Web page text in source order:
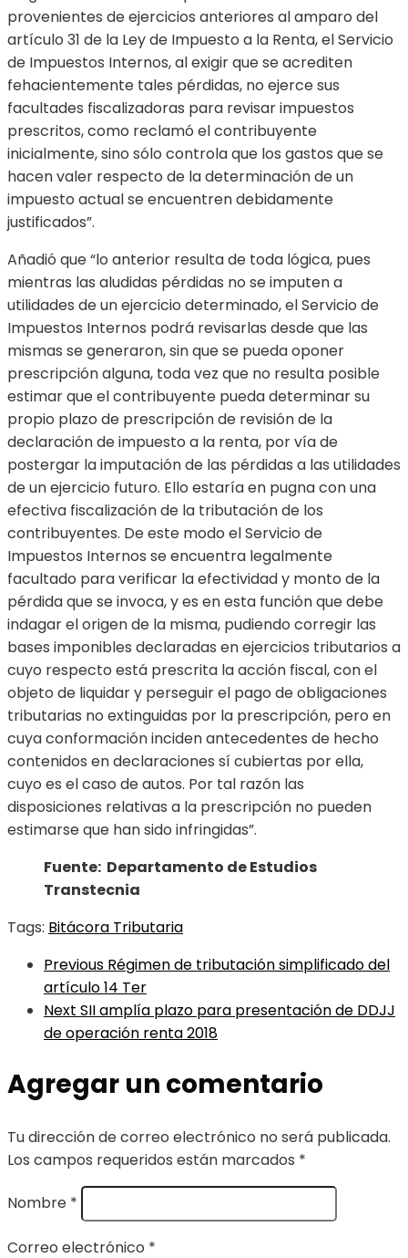
provenientes de ejercicios anteriores al amparo del
artículo 31 de la Ley de Impuesto a la Renta, el Servicio
de Impuestos Internos, al exigir que se acrediten
fehacientemente tales pérdidas, no ejerce sus
facultades fiscalizadoras para revisar impuestos
prescritos, como reclamó el contribuyente
inicialmente, sino sólo controla que los gastos que se
hacen valer respecto de la determinación de un
impuesto actual se encuentren debidamente
justificados”.
Añadió que “lo anterior resulta de toda lógica, pues
mientras las aludidas pérdidas no se imputen a
utilidades de un ejercicio determinado, el Servicio de
Impuestos Internos podrá revisarlas desde que las
mismas se generaron, sin que se pueda oponer
prescripción alguna, toda vez que no resulta posible
estimar que el contribuyente pueda determinar su
propio plazo de prescripción de revisión de la
declaración de impuesto a la renta, por vía de
postergar la imputación de las pérdidas a las utilidades
de un ejercicio futuro. Ello estaría en pugna con una
efectiva fiscalización de la tributación de los
contribuyentes. De este modo el Servicio de
Impuestos Internos se encuentra legalmente
facultado para verificar la efectividad y monto de la
pérdida que se invoca, y es en esta función que debe
indagar el origen de la misma, pudiendo corregir las
bases imponibles declaradas en ejercicios tributarios a
cuyo respecto está prescrita la acción fiscal, con el
objeto de liquidar y perseguir el pago de obligaciones
tributarias no extinguidas por la prescripción, pero en
cuya conformación inciden antecedentes de hecho
contenidos en declaraciones sí cubiertas por ella,
cuyo es el caso de autos. Por tal razón las
disposiciones relativas a la prescripción no pueden
estimarse que han sido infringidas”.
Fuente: Departamento de Estudios
Transtecnia
Tags: Bitácora Tributaria
Previous Régimen de tributación simplificado del
artículo 14 Ter
Next SII amplía plazo para presentación de DDJJ
de operación renta 2018
Agregar un comentario
Tu dirección de correo electrónico no será publicada.
Los campos requeridos están marcados *
Nombre *
Correo electrónico *